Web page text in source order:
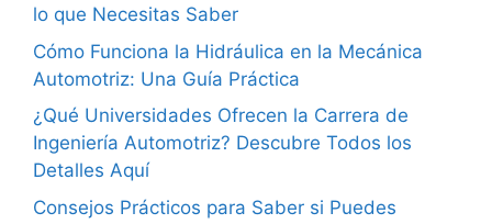
lo que Necesitas Saber
Cómo Funciona la Hidráulica en la Mecánica
Automotriz: Una Guía Práctica
¿Qué Universidades Ofrecen la Carrera de
Ingeniería Automotriz? Descubre Todos los
Detalles Aquí
Consejos Prácticos para Saber si Puedes